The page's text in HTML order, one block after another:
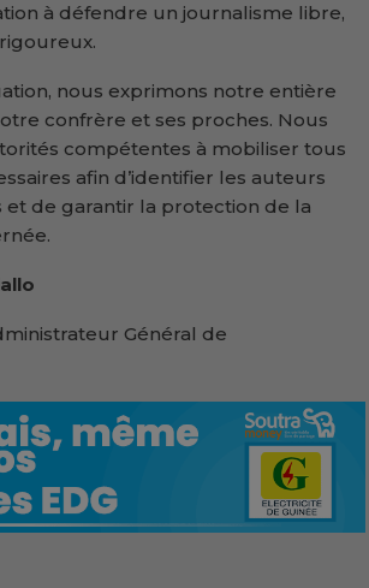
à défendre un journalisme libre,
nous exprimons notre entière
confrère et ses proches. Nous
compétentes à mobiliser tous
afin d’identifier les auteurs
et de garantir la protection de la
Général de